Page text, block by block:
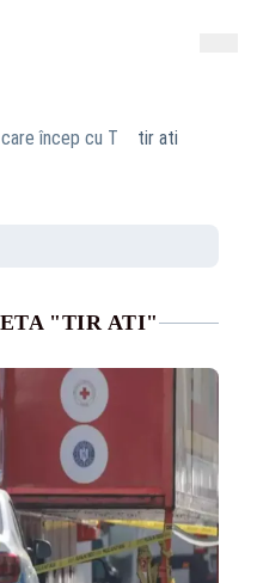
încep cu T tir ati
"TIR ATI"